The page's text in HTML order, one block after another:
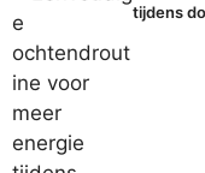
tijdens